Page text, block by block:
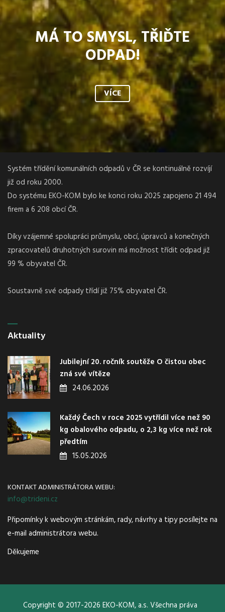
MÁ TO SMYSL, TŘIĎTE
ODPAD!
VÍCE
Systém třídění komunálních odpadů v ČR se kontinuálně rozvíjí
již od roku 2000.
Do systému EKO-KOM bylo ke konci roku 2025 zapojeno 21 494
firem a 6 208 obcí ČR.
Díky vzájemné spolupráci průmyslu, obcí, úpravců a konečných
zpracovatelů druhotných surovin má možnost třídit odpad již
99 % obyvatel ČR.
Soustavně své odpady třídí již 75% obyvatel ČR.
Aktuality
Jubilejní 20. ročník soutěže O čistou obec
zná své vítěze
24.06.2026
Každý Čech v roce 2025 vytřídil více než 90
kg obalového odpadu, o 2,3 kg více než rok
předtím
15.05.2026
KONTAKT ADMINISTRÁTORA WEBU:
info@trideni.cz
Připomínky k webovým stránkám, rady, návrhy a tipy posílejte na
e-mail administrátora webu.
Děkujeme
Copyright © 2017-2026 EKO-KOM, a.s. Všechna práva